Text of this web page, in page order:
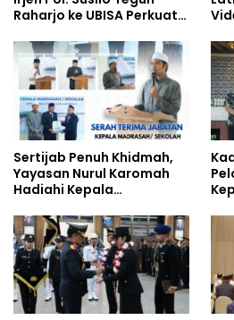
Raharjo ke UBISA Perkuat
Studi Kepolisian
Sertijab Penuh Khidmah,
Yayasan Nurul Karomah
Hadiahi Kepala
Umrah